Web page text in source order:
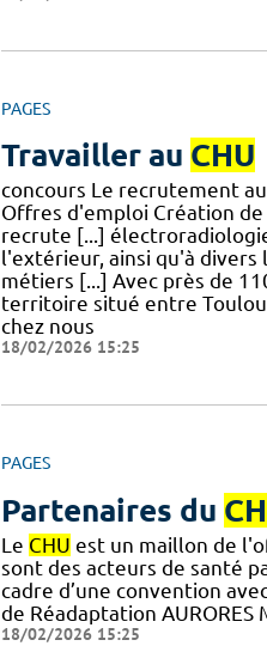
PAGES
Travailler au CHU
concours Le recrutement au
Offres d'emploi Création
recrute [...]
l'extérieur, ainsi qu'à
métiers [...] Avec près de
territoire situé entre
chez nous
18/02/2026 15:25
PAGES
Partenaires du
Le CHU est un maillon de
sont des acteurs de santé
cadre d’une convention
de Réadaptation
18/02/2026 15:25